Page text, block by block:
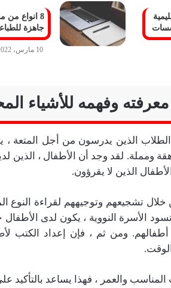
8 انواع من
جاهزة
10 مارس، 2022
وفهمه للأشياء
الذين يدرسون من أجل المتعة ،
ومملة. لقد وجد أن الأطفال ، الذين
الذين لا يقرؤون.
خلال تشجيعهم وتوجيههم لقراءة النوع
النووية ، يكون لدى الأطفال
ومن ثم ، فإن إعداد الكتب
والعمر ، فهذا يساعد بالتأكيد